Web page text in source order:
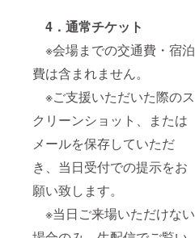
4． 通常チケット
※会場までの交通費・宿泊
費は含まれません。
※ご支援いただいた際のス
クリーンショット、または
メールを保存していただ
き、当日受付での提示をお
願い致します。
※当日ご来場いただけない